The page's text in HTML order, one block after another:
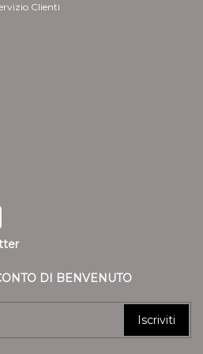
Clienti
DI BENVENUTO
Iscriviti